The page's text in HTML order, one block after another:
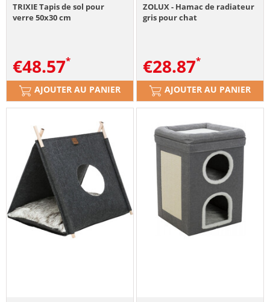
TRIXIE Tapis de sol pour
verre 50x30 cm
€48.57
AJOUTER AU PANIER
ZOLUX - Hamac de radiateur
gris pour chat
€28.87
AJOUTER AU PANIER